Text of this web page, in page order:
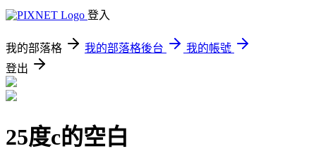
登入
我的部落格 我的部落格後台
我的帳號
登出
25度c的空白